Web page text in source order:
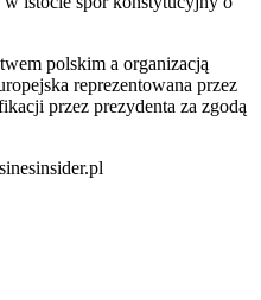
polskim a organizacją
reprezentowana przez
przez prezydenta za zgodą